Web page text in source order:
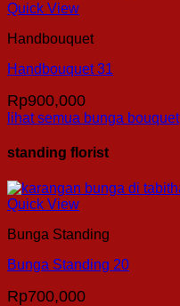
Quick View
Handbouquet
Handbouquet 31
Rp900,000
lihat semua bunga bouquet
standing florist
Quick View
Bunga Standing
Bunga Standing 20
Rp700,000